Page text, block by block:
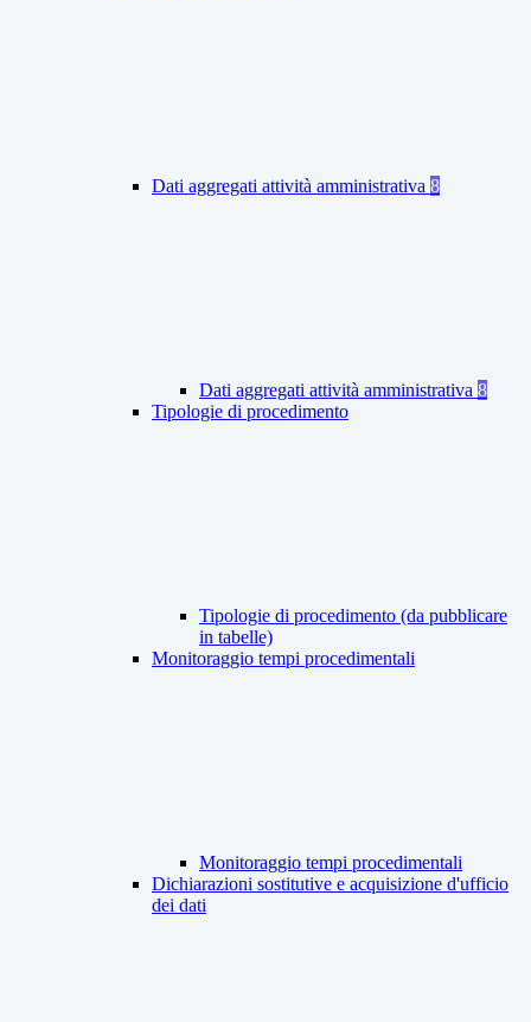
Dati aggregati attività amministrativa 8
Dati aggregati attività amministrativa 8
Tipologie di procedimento
Tipologie di procedimento (da pubblicare
in tabelle)
Monitoraggio tempi procedimentali
Monitoraggio tempi procedimentali
Dichiarazioni sostitutive e acquisizione d'ufficio
dei dati